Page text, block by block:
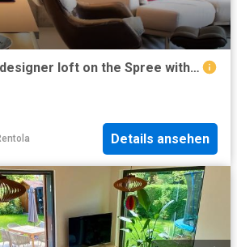
Exclusive 212 m² designer loft on the Spree with terrace & parking space, Berlin Amsterdam Apartments for Rent
Details ansehen